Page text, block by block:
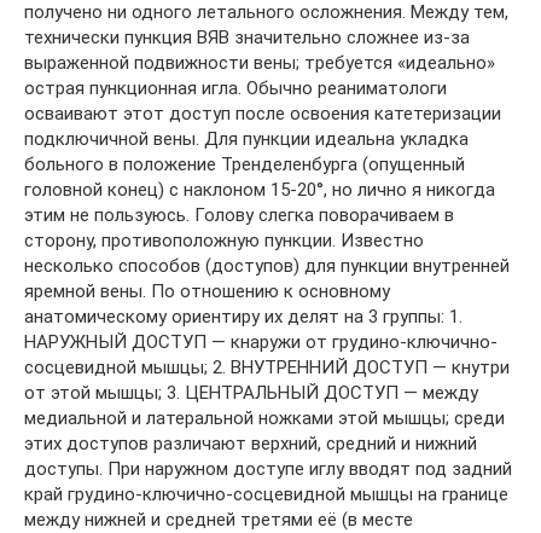
получено ни одного летального осложнения. Между тем,
технически пункция ВЯВ значительно сложнее из-за
выраженной подвижности вены; требуется «идеально»
острая пункционная игла. Обычно реаниматологи
осваивают этот доступ после освоения катетеризации
подключичной вены. Для пункции идеальна укладка
больного в положение Тренделенбурга (опущенный
головной конец) с наклоном 15-20°, но лично я никогда
этим не пользуюсь. Голову слегка поворачиваем в
сторону, противоположную пункции. Известно
несколько способов (доступов) для пункции внутренней
яремной вены. По отношению к основному
анатомическому ориентиру их делят на 3 группы: 1.
НАРУЖНЫЙ ДОСТУП — кнаружи от грудино-ключично-
сосцевидной мышцы; 2. ВНУТРЕННИЙ ДОСТУП — кнутри
от этой мышцы; 3. ЦЕНТРАЛЬНЫЙ ДОСТУП — между
медиальной и латеральной ножками этой мышцы; среди
этих доступов различают верхний, средний и нижний
доступы. При наружном доступе иглу вводят под задний
край грудино-ключично-сосцевидной мышцы на границе
между нижней и средней третями её (в месте